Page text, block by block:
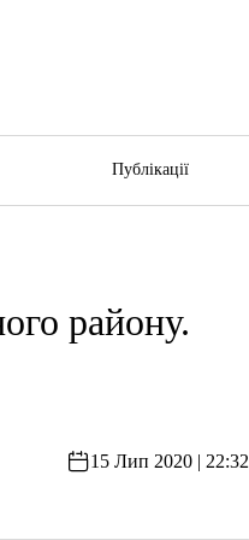
Публікації
району.
15 Лип 2020 | 22:32